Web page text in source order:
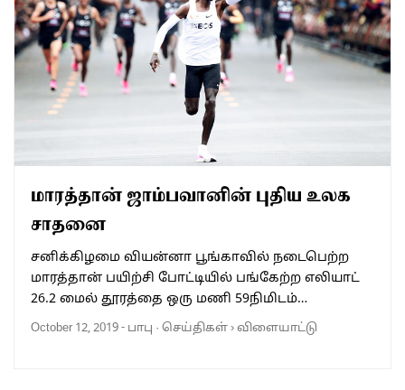
மாரத்தான் ஜாம்பவானின் புதிய உலக
சாதனை
சனிக்கிழமை வியன்னா பூங்காவில் நடைபெற்ற
மாரத்தான் பயிற்சி போட்டியில் பங்கேற்ற எலியாட்
26.2 மைல் தூரத்தை ஒரு மணி 59நிமிடம்…
October 12, 2019- பாபு · செய்திகள்›விளையாட்டு